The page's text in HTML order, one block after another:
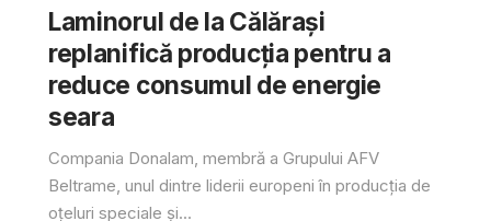
Laminorul de la Călărași
replanifică producția pentru a
reduce consumul de energie
seara
Compania Donalam, membră a Grupului AFV
Beltrame, unul dintre liderii europeni în producția de
oțeluri speciale și...